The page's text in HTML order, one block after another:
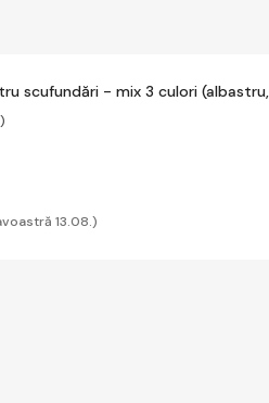
scufundări - mix 3 culori
13.08.)